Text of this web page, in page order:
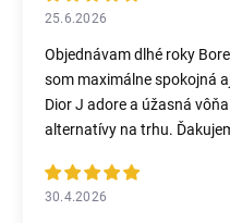
25.6.2026
Objednávam dlhé roky
som maximálne spokojná
Dior J adore a úžasná
alternatívy na trhu.
30.4.2026